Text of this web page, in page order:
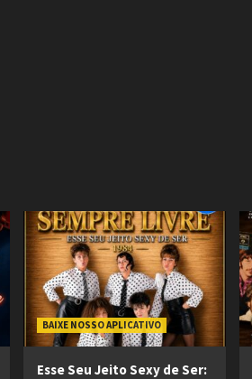
BAIXE NOSSO APLICATIVO
Esse Seu Jeito Sexy de Ser: